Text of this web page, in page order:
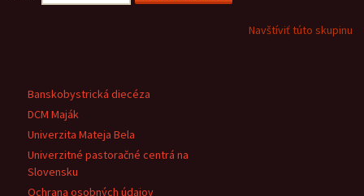
Navštíviť túto skupinu
Banskobystrická diecéza
DCM Maják
Univerzita Mateja Bela
Univerzitné pastoračné centrá na
Slovensku
Ochrana osobných údajov